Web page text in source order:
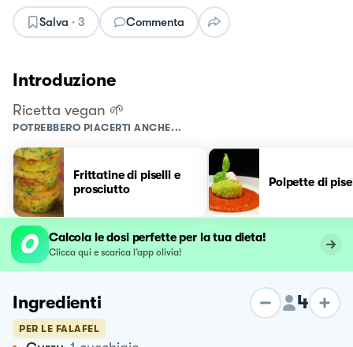
Salva · 3 Commenta
Introduzione
Ricetta vegan 🌱
POTREBBERO PIACERTI ANCHE...
Frittatine di piselli e
prosciutto
Polpette di
Calcola le dosi perfette per la tua dieta!
Clicca qui e scarica l’app olivia!
Ingredienti 4
PER LE FALAFEL